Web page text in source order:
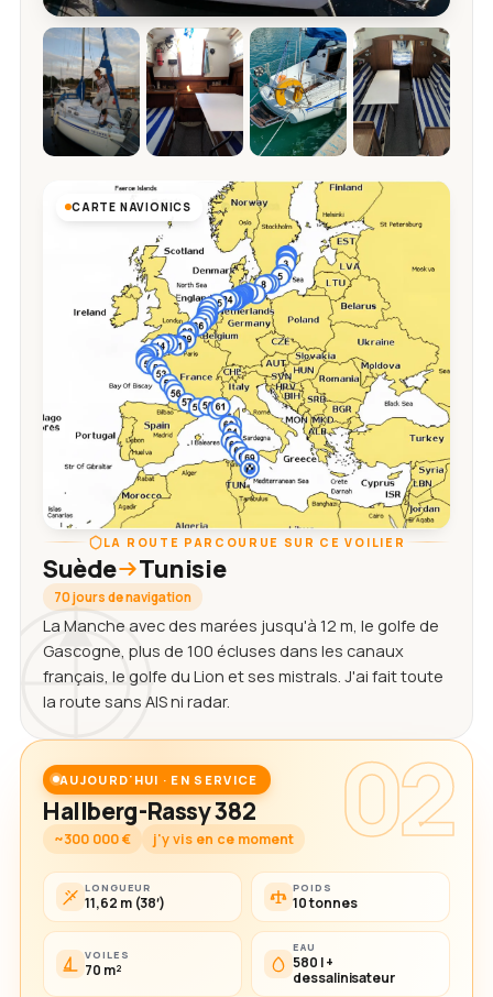
CARTE NAVIONICS
LA ROUTE PARCOURUE SUR CE VOILIER
Suède Tunisie
70 jours de navigation
La Manche avec des marées jusqu'à 12 m, le golfe de
Gascogne, plus de 100 écluses dans les canaux
français, le golfe du Lion et ses mistrals. J'ai fait toute
la route sans AIS ni radar.
02
AUJOURD'HUI · EN SERVICE
Hallberg-Rassy 382
~300 000 € j'y vis en ce moment
LONGUEUR
11,62 m (38′)
POIDS
10 tonnes
VOILES
70 m²
EAU
580 l +
dessalinisateur